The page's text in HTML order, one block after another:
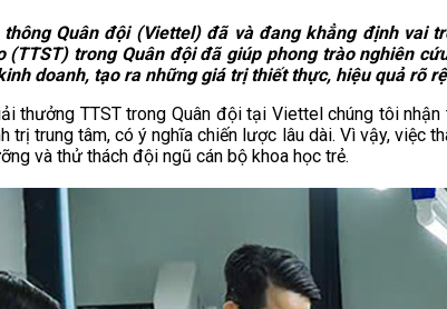
Quân đội (Viettel) đã và đang khẳng định
trong Quân đội đã giúp phong trào nghiên
doanh, tạo ra những giá trị thiết thực, hiệu quả rõ
thưởng TTST trong Quân đội tại Viettel chúng tôi
trị trung tâm, có ý nghĩa chiến lược lâu dài. Vì vậy,
và thử thách đội ngũ cán bộ khoa học trẻ.